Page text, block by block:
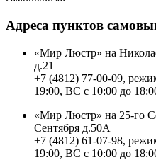
Адреса пунктов
«Мир Люстр» на
д.21
+7 (4812) 77-00-09,
19:00, ВС с 10:00 до
«Мир Люстр» на 25-го
Сентября д.50А
+7 (4812) 61-07-98,
19:00, ВС с 10:00 до